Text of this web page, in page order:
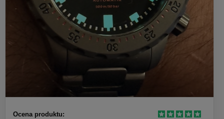
Ocena produktu: